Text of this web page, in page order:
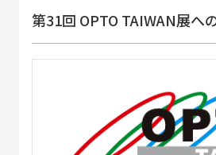
第31回 OPTO TAIWAN展へ